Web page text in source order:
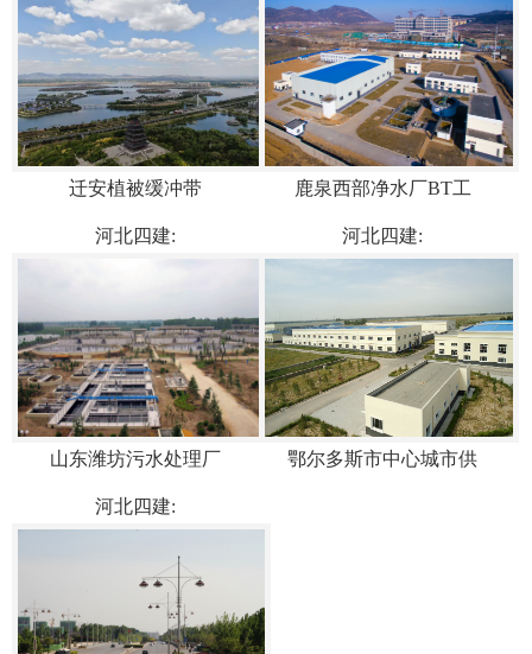
迁安植被缓冲带 鹿泉西部净水厂BT工
河北四建:
山东潍坊污水处理厂
河北四建:
鄂尔多斯市中心城市供
河北四建: